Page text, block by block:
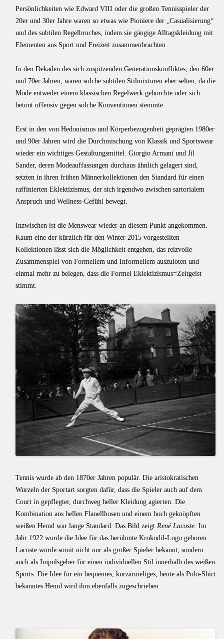
Persönlichkeiten wie Edward VIII oder die großen Tennisspieler der
20er und 30er Jahre waren so etwas wie Pioniere der „Casualisierung“
und des subtilen Regelbruches, indem sie gängige Alltagskleidung mit
Elementen aus Sport und Freizeit zusammenbrachten.
In den Dekaden des sich zuspitzenden Generationskonfliktes, den 60er
und 70er Jahren, waren solche subtilen Stilmixturen eher selten, da die
Mode entweder einem klassischen Regelwerk gehorchte oder sich
betont offensiv gegen solche Konventionen stemmte.
Erst in den von Hedonismus und Körperbezogenheit geprägten 1980er
und 90er Jahren wird die Durchmischung von Klassik und Sportswear
wieder ein wichtiges Gestaltungsmittel. Giorgio Armani und Jil
Sander, deren Modeauffassungen durchaus ähnlich gelagert sind,
setzten in ihren frühen Männerkollektionen den Standard für einen
raffinierten Eklektizismus, der sich irgendwo zwischen sartorialem
Anspruch und Wellness-Gefühl bewegt.
Inzwischen ist die Menswear wieder an diesem Punkt angekommen.
Kaum eine der kürzlich für den Winter 2015 vorgestellten
Kollektionen lässt sich die Möglichkeit entgehen, das reizvolle
Zusammenspiel von Formellem und Informellem auszuloten und
einmal mehr zu belegen, dass die Formel Eklektizismus=Zeitgeist
stimmt.
Tennis wurde ab den 1870er Jahren populär. Die aristokratischen
Wurzeln der Sportart sorgten dafür, dass die Spieler auch auf dem
Court in gepflegter, durchweg heller Kleidung agierten. Die
Kombination aus hellen Flanellhosen und einem hoch geknöpften
weißen Hemd war lange Standard. Das Bild zeigt René Lacoste . Im
Jahr 1922 wurde die Idee für das berühmte Krokodil-Logo geboren.
Lacoste wurde somit nicht nur als großer Spieler bekannt, sondern
auch als Impulsgeber für einen individuellen Stil innerhalb des weißen
Sports. Die Idee für ein bequemes, kurzärmeliges, heute als Polo-Shirt
bekanntes Hemd wird ihm ebenfalls zugeschrieben.